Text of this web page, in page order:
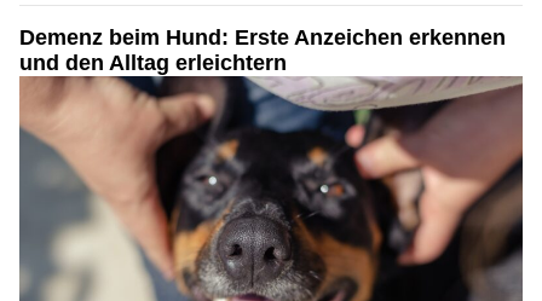
Demenz beim Hund: Erste Anzeichen erkennen
und den Alltag erleichtern